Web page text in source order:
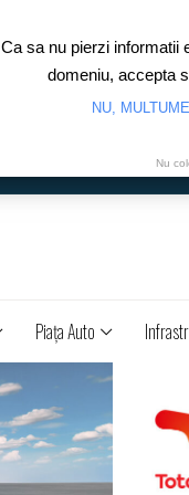
Piaţa Auto
Ca sa nu pierzi informatii
domeniu, accepta
NU,
Nu